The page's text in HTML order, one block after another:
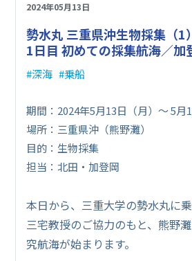
2024年05月13日
勢水丸 三重県沖生物採集（1）
1日目 初めての採集航海／加
深海 乗船
期間：2024年5月13日（月）～ 5月
場所：三重県沖（熊野灘）
目的：生物採集
担当：北田・加登岡
本日から、三重大学の勢水丸に
三宅教授のご協力のもと、熊野
究航海が始まります。